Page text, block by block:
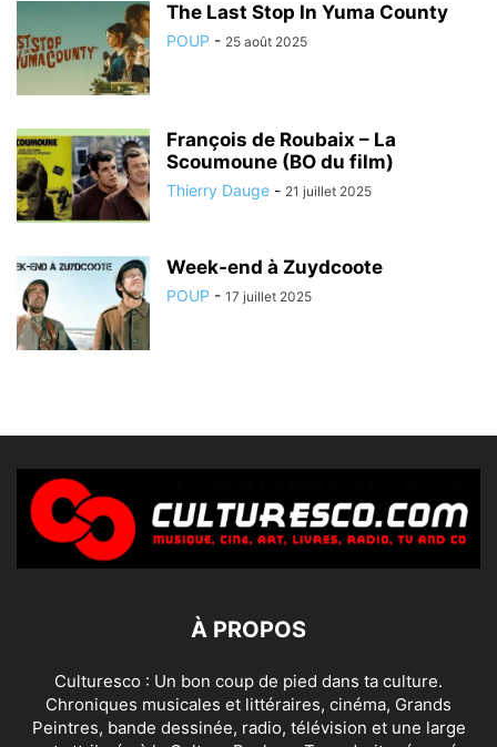
The Last Stop In Yuma County
POUP - 25 août 2025
François de Roubaix – La
Scoumoune (BO du film)
Thierry Dauge - 21 juillet 2025
Week-end à Zuydcoote
POUP - 17 juillet 2025
À PROPOS
Culturesco : Un bon coup de pied dans ta culture.
Chroniques musicales et littéraires, cinéma, Grands
Peintres, bande dessinée, radio, télévision et une large